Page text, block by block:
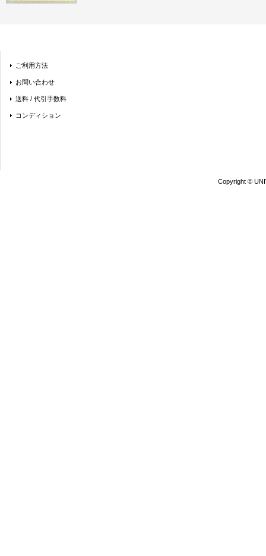
ご利用方法
お問い合わせ
送料 / 代引手数料
コンディション
Copyright ©